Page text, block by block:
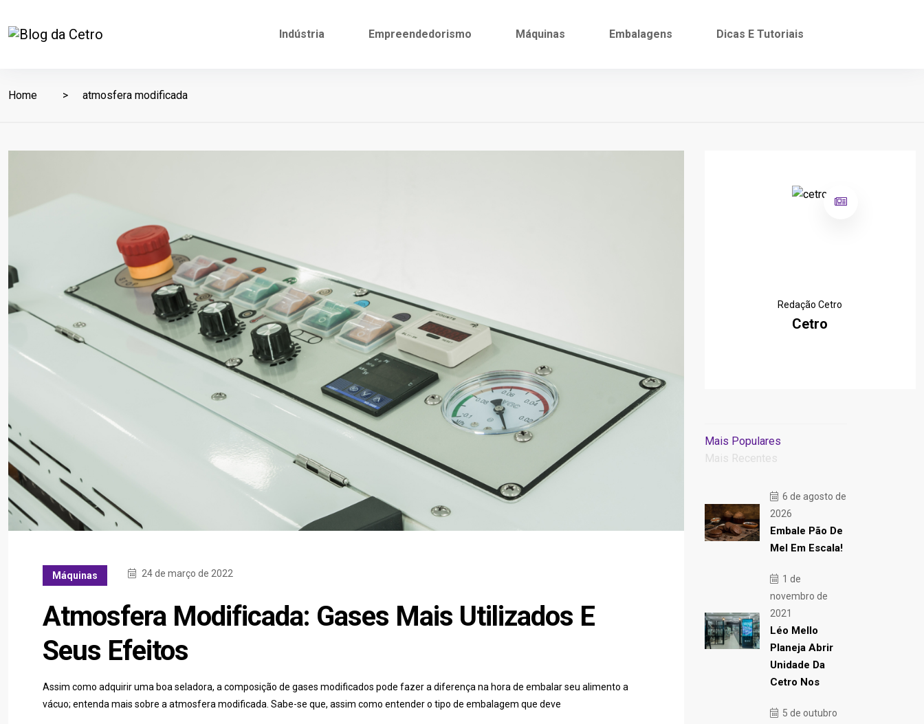
Indústria Empreendedorismo Máquinas Embalagens Dicas E Tutoriais
Home atmosfera modificada
Máquinas 24 de março de 2022
Atmosfera Modificada: Gases Mais Utilizados E
Seus Efeitos
Assim como adquirir uma boa seladora, a composição de gases modificados pode fazer a diferença na hora de embalar seu alimento a
vácuo; entenda mais sobre a atmosfera modificada. Sabe-se que, assim como entender o tipo de embalagem que deve
Redação Cetro
Cetro
Mais Populares
Mais Recentes
6 de agosto de
2026
Embale Pão De
Mel Em Escala!
1 de
novembro de
2021
Léo Mello
Planeja Abrir
Unidade Da
Cetro Nos
5 de outubro